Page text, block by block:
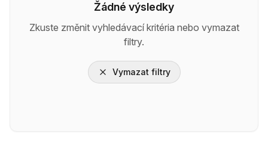
Žádné výsledky
Zkuste změnit vyhledávací kritéria nebo vymazat
filtry.
Vymazat filtry